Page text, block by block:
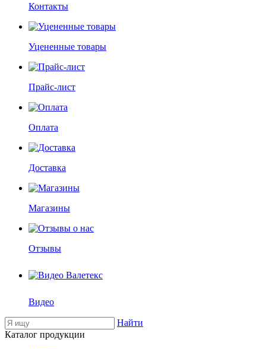
Контакты
Уцененные товары
Прайс-лист
Оплата
Доставка
Магазины
Отзывы
Видео
Найти
Каталог продукции